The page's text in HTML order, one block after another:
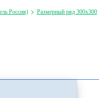
Россия) Размерный ряд 300х300